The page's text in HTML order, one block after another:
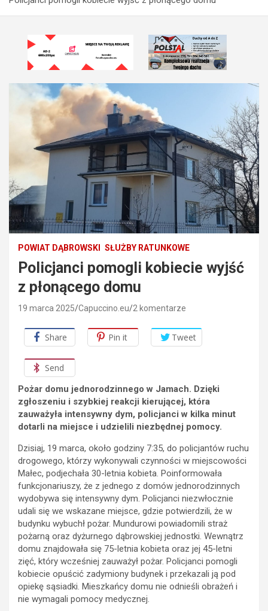
POWIAT DĄBROWSKI SŁUŻBY RATUNKOWE
Policjanci pomogli kobiecie wyjść
z płonącego domu
19 marca 2025 Capuccino.eu 2 komentarze
Share Pin it Tweet
Send
Pożar domu jednorodzinnego w Jamach. Dzięki
zgłoszeniu i szybkiej reakcji kierującej, która
zauważyła intensywny dym, policjanci w kilka minut
dotarli na miejsce i udzielili niezbędnej pomocy.
Dzisiaj, 19 marca, około godziny 7:35, do policjantów ruchu
drogowego, którzy wykonywali czynności w miejscowości
Małec, podjechała 30-letnia kobieta. Poinformowała
funkcjonariuszy, że z jednego z domów jednorodzinnych
wydobywa się intensywny dym. Policjanci niezwłocznie
udali się we wskazane miejsce, gdzie potwierdzili, że w
budynku wybuchł pożar. Mundurowi powiadomili straż
pożarną oraz dyżurnego dąbrowskiej jednostki. Wewnątrz
domu znajdowała się 75-letnia kobieta oraz jej 45-letni
zięć, który wcześniej zauważył pożar. Policjanci pomogli
kobiecie opuścić zadymiony budynek i przekazali ją pod
opiekę sąsiadki. Mieszkańcy domu nie odnieśli obrażeń i
nie wymagali pomocy medycznej.